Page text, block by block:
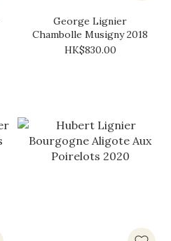
George Lignier
Chambolle Musigny 2018
HK$830.00